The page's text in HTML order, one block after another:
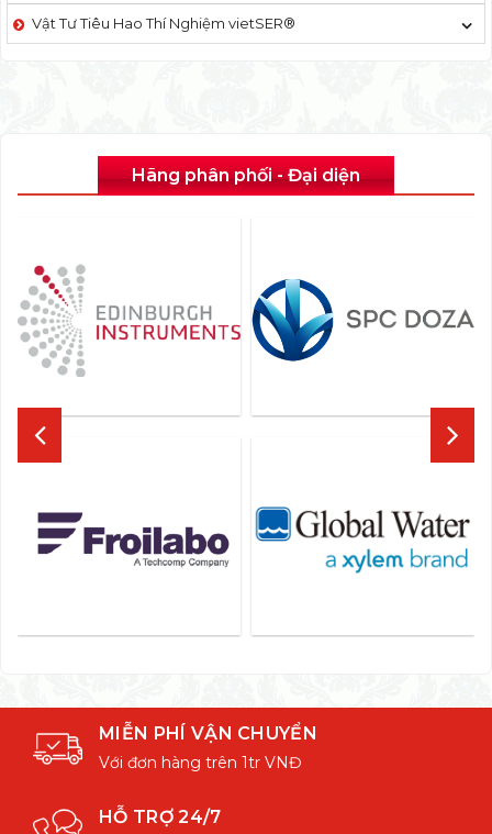
Vật Tư Tiêu Hao Thí Nghiệm vietSER®
Hãng phân phối - Đại diện
MIỄN PHÍ VẬN CHUYỂN
Với đơn hàng trên 1tr VNĐ
HỖ TRỢ 24/7